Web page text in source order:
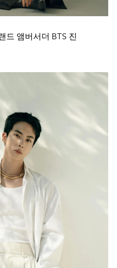
드 앰버서더 BTS 진